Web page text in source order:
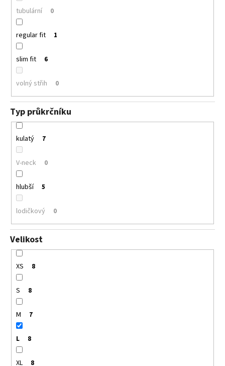
tubulární 0
regular fit 1
slim fit 6
volný střih 0
Typ průkrčníku
kulatý 7
V-neck 0
hlubší 5
lodičkový 0
Velikost
XS 8
S 8
M 7
L 8
XL 8